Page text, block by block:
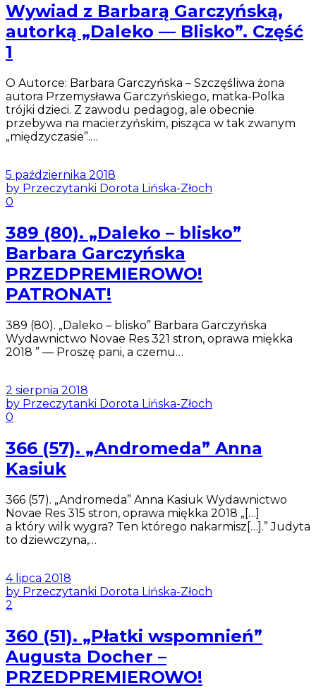
Wywiad z Barbarą Garczyńską,
autorką „Daleko — Blisko”. Część
1
O Autorce: Barbara Garczyńska – Szczęśliwa żona
autora Przemysława Garczyńskiego, matka-Polka
trójki dzieci. Z zawodu pedagog, ale obecnie
przebywa na macierzyńskim, pisząca w tak zwanym
„międzyczasie”.…
5 października 2018
by Przeczytanki Dorota Lińska-Złoch
0
389 (80). „Daleko – blisko”
Barbara Garczyńska
PRZEDPREMIEROWO!
PATRONAT!
389 (80). „Daleko – blisko” Barbara Garczyńska
Wydawnictwo Novae Res 321 stron, oprawa miękka
2018 ” — Proszę pani, a czemu…
2 sierpnia 2018
by Przeczytanki Dorota Lińska-Złoch
0
366 (57). „Andromeda” Anna
Kasiuk
366 (57). „Andromeda” Anna Kasiuk Wydawnictwo
Novae Res 315 stron, oprawa miękka 2018 „[…]
a który wilk wygra? Ten którego nakarmisz[…].” Judyta
to dziewczyna,…
4 lipca 2018
by Przeczytanki Dorota Lińska-Złoch
2
360 (51). „Płatki wspomnień”
Augusta Docher –
PRZEDPREMIEROWO!